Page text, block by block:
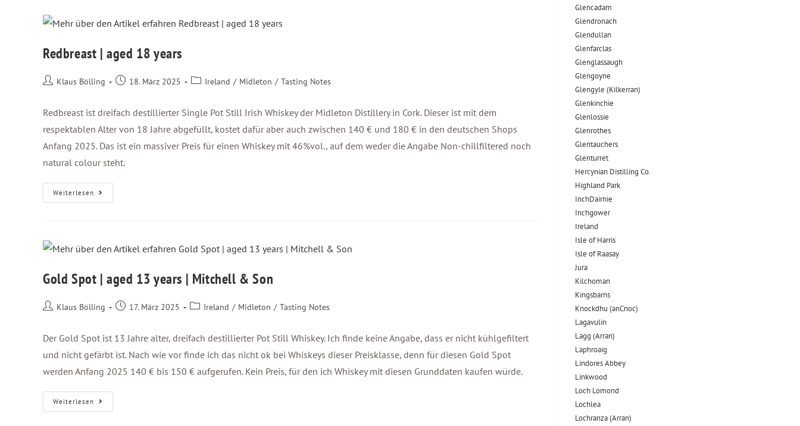
Redbreast | aged 18 years
Klaus Bölling 18. März 2025 Ireland / Midleton / Tasting Notes
Redbreast ist dreifach destillierter Single Pot Still Irish Whiskey der Midleton Distillery in Cork. Dieser ist mit dem
respektablen Alter von 18 Jahre abgefüllt, kostet dafür aber auch zwischen 140 € und 180 € in den deutschen Shops
Anfang 2025. Das ist ein massiver Preis für einen Whiskey mit 46%vol., auf dem weder die Angabe Non-chillfiltered noch
natural colour steht.
Weiterlesen
Gold Spot | aged 13 years | Mitchell & Son
Klaus Bölling 17. März 2025 Ireland / Midleton / Tasting Notes
Der Gold Spot ist 13 Jahre alter, dreifach destillierter Pot Still Whiskey. Ich finde keine Angabe, dass er nicht kühlgefiltert
und nicht gefärbt ist. Nach wie vor finde ich das nicht ok bei Whiskeys dieser Preisklasse, denn für diesen Gold Spot
werden Anfang 2025 140 € bis 150 € aufgerufen. Kein Preis, für den ich Whiskey mit diesen Grunddaten kaufen würde.
Weiterlesen
Glencadam
Glendronach
Glendullan
Glenfarclas
Glenglassaugh
Glengoyne
Glengyle (Kilkerran)
Glenkinchie
Glenlossie
Glenrothes
Glentauchers
Glenturret
Hercynian Distilling Co.
Highland Park
InchDairnie
Inchgower
Ireland
Isle of Harris
Isle of Raasay
Jura
Kilchoman
Kingsbarns
Knockdhu (anCnoc)
Lagavulin
Lagg (Arran)
Laphroaig
Lindores Abbey
Linkwood
Loch Lomond
Lochlea
Lochranza (Arran)